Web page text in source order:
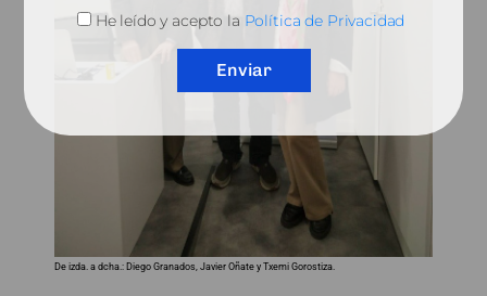
De izda. a dcha.: Diego Granados, Javier Oñate y Txemi Gorostiza.
He leído y acepto la Política de Privacidad
Enviar